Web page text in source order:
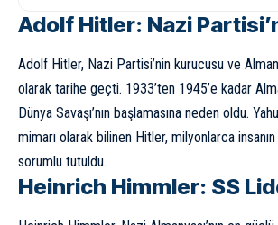
Adolf Hitler: Nazi
Adolf Hitler, Nazi Partisi’nin kurucusu ve
olarak tarihe geçti. 1933’ten 1945’e kadar
Dünya Savaşı’nın başlamasına neden oldu.
mimarı olarak bilinen Hitler, milyonlarca
sorumlu tutuldu.
Heinrich Himmler: SS